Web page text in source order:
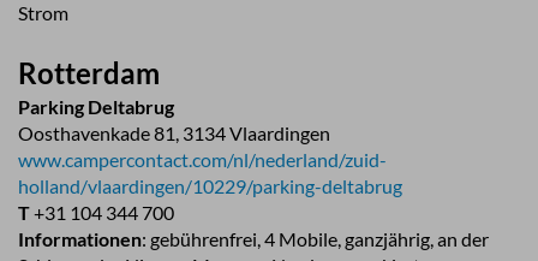
Strom
Rotterdam
Parking Deltabrug
Oosthavenkade 81, 3134 Vlaardingen
www.campercontact.com/nl/nederland/zuid-
holland/vlaardingen/10229/parking-deltabrug
T+31 104 344 700
Informationen: gebührenfrei, 4 Mobile, ganzjährig, an der